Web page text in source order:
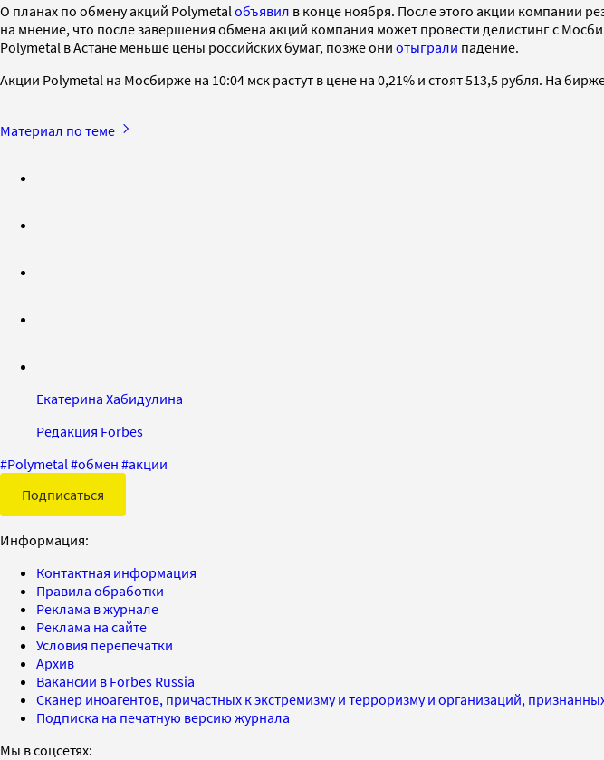
О планах по обмену акций Polymetal объявил в конце ноября. После этого акции компании
на мнение, что после завершения обмена акций компания может провести делистинг с
Polymetal в Астане меньше цены российских бумаг, позже они отыграли падение.
Акции Polymetal на Мосбирже на 10:04 мск растут в цене на 0,21% и стоят 513,5 рубля. На
Материал по теме
Екатерина Хабидулина
Редакция Forbes
#Polymetal #обмен #акции
Подписаться
Информация:
Контактная информация
Правила обработки
Реклама в журнале
Реклама на сайте
Условия перепечатки
Архив
Вакансии в Forbes Russia
Сканер иноагентов, причастных к экстремизму и терроризму и организаций,
Подписка на печатную версию журнала
Мы в соцсетях: